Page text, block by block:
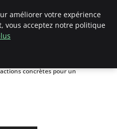
concrètes pour un
améliorer votre expérience
vous acceptez notre politique